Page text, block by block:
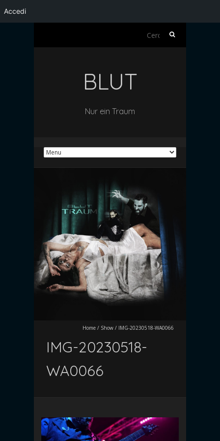
Accedi
Ricerca
BLUT
Nur ein Traum
Home / Show / IMG-20230518-WA0066
IMG-20230518-
WA0066